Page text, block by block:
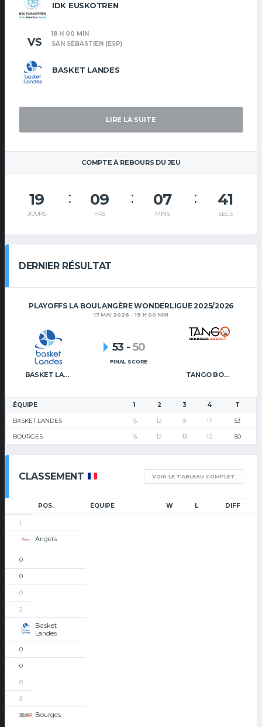
IDK EUSKOTREN
BASKET LANDES
VS
18 H 00 MIN
SAN SÉBASTIEN (ESP)
LIRE LA SUITE
COMPTE À REBOURS DU JEU
19
JOURS
09
HRS
07
MINS
41
SECS
DERNIER RÉSULTAT
PLAYOFFS LA BOULANGÈRE WONDERLIGUE 2025/2026
17 MAI 2026 - 19 H 00 MIN
BASKET LANDES TANGO BOURGES BASKET
53 - 50
FINAL SCORE
ÉQUIPE 1 2 3 4 T
BASKET LANDES 15 12 9 17 53
BOURGES 15 12 13 10 50
CLASSEMENT VOIR LE TABLEAU COMPLET
POS. ÉQUIPE W L DIFF
1
Angers
0
0
0
2
Basket
Landes
0
0
0
3
Bourges